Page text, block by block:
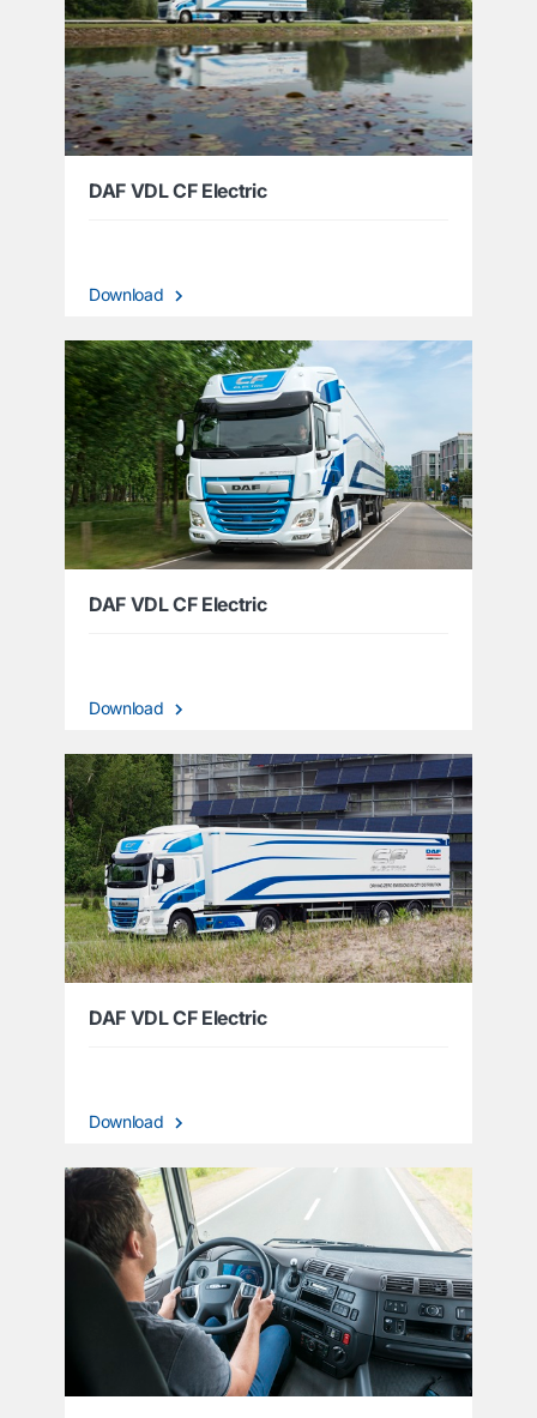
DAF VDL CF Electric
Download
DAF VDL CF Electric
Download
DAF VDL CF Electric
Download